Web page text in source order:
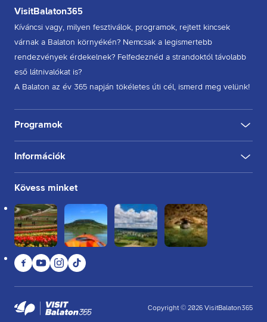
VisitBalaton365
Kíváncsi vagy, milyen fesztiválok, programok, rejtett kincsek
várnak a Balaton környékén? Nemcsak a legismertebb
rendezvények érdekelnek? Felfedeznéd a strandoktól távolabb
eső látnivalókat is?
A Balaton az év 365 napján tökéletes úti cél, ismerd meg velünk!
Programok
KULTÚRA FESZTIVÁL
TÚRA, SÉTA
KERÉKPÁROZÁS
Információk
Rólunk
Kapcsolat
Partnereink
Felhasználási feltételek
Adatkezelési tájékoztató
Sütikezelési tájékoztató
Kövess minket
Facebook
YouTubeInstagram
TikTok
Copyright © 2026 VisitBalaton365